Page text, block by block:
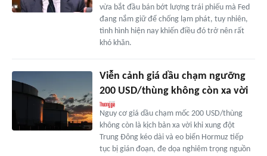
vừa bắt đầu bán bớt lượng trái phiếu mà Fed
đang nắm giữ để chống lạm phát, tuy nhiên,
tình hình hiện nay khiến điều đó trở nên rất
khó khăn.
Viễn cảnh giá dầu chạm ngưỡng
200 USD/thùng không còn xa vời
Nguy cơ giá dầu chạm mốc 200 USD/thùng
không còn là kịch bản xa vời khi xung đột
Trung Đông kéo dài và eo biển Hormuz tiếp
tục bị gián đoạn, đe dọa nghiêm trọng nguồn